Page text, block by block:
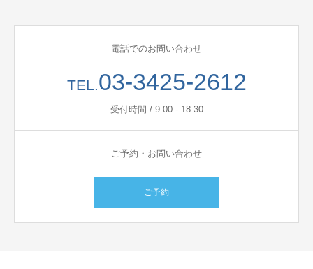
電話でのお問い合わせ
TEL.03-3425-2612
受付時間 / 9:00 - 18:30
ご予約・お問い合わせ
ご予約